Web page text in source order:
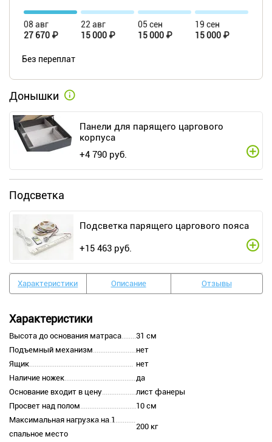
08 авг
27 670 ₽
22 авг
15 000 ₽
05 сен
15 000 ₽
19 сен
15 000 ₽
Без переплат
Донышки
Панели для парящего царгового
корпуса
+4 790 руб.
Подсветка
Подсветка парящего царгового пояса
+15 463 руб.
Характеристики Описание Отзывы
Характеристики
Высота до основания матраса
31 см
Подъемный механизм
нет
Ящик
нет
Наличие ножек
да
Основание входит в цену
лист фанеры
Просвет над полом
10 см
Максимальная нагрузка на 1
спальное место
200 кг